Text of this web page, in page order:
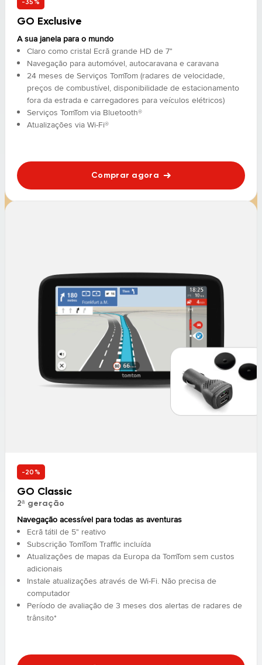
-35%
GO Exclusive
A sua janela para o mundo
Claro como cristal Ecrã grande HD de 7"
Navegação para automóvel, autocaravana e caravana
24 meses de Serviços TomTom (radares de velocidade,
preços de combustível, disponibilidade de estacionamento
fora da estrada e carregadores para veículos elétricos)
Serviços TomTom via Bluetooth®
Atualizações via Wi-Fi®
Comprar agora
-20%
GO Classic
2ª geração
Navegação acessível para todas as aventuras
Ecrã tátil de 5" reativo
Subscrição TomTom Traffic incluída
Atualizações de mapas da Europa da TomTom sem custos
adicionais
Instale atualizações através de Wi-Fi. Não precisa de
computador
Período de avaliação de 3 meses dos alertas de radares de
trânsito*